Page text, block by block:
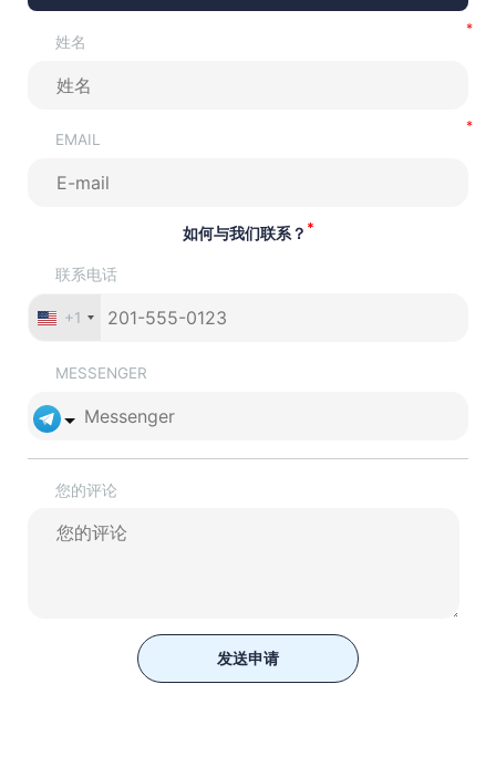
姓名
EMAIL
如何与我们联系？ *
联系电话
+1
MESSENGER
您的评论
发送申请